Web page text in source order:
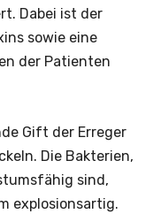
Dabei ist der
sowie eine
der Patienten
Gift der Erreger
Die Bakterien,
sind,
explosionsartig.